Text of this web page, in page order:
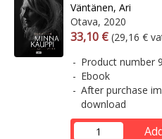
Väntänen, Ari
Otava, 2020
Arvonlisäverollinen
33,10 € Excl. vat
(29,16 €
Product number
Ebook
After purchase
download